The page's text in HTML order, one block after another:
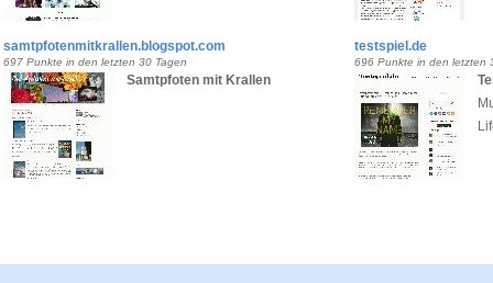
samtpfotenmitkrallen.blogspot.com
697 Punkte in den letzten 30 Tagen
Samtpfoten mit Krallen
testspiel.de
696 Punkte in den letzten